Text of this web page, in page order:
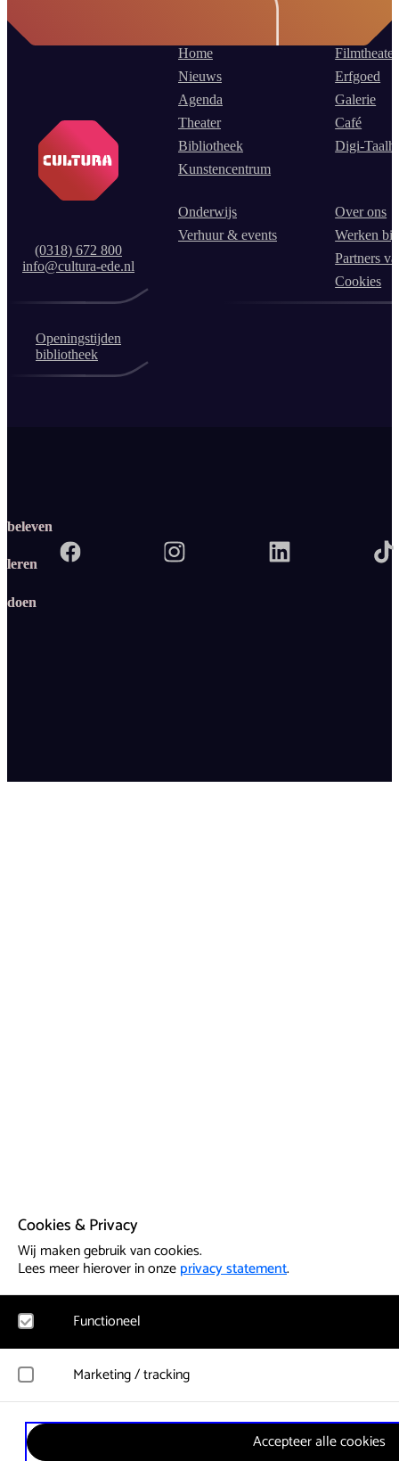
Cookies & Privacy
Wij maken gebruik van cookies.
Lees meer hierover in onzeprivacy statement.
Functioneel
Noodzakelijk
cookies geplaatst. Hierbij worden geen persoonsgegevens
Marketing / tracking
YouTube
Registreert klikgedrag, bekeken video’s en aangepaste
Accepteer alle cookies
(0318) 672 800
info@cultura-ede.nl
Home
Nieuws
Agenda
Theater
Bibliotheek
Kunstencentrum
Filmtheater
Erfgoed
Galerie
Café
Digi-
Onderwijs
Verhuur & events
Over ons
Werken
Partners
Cookies
Openingstijden
bibliotheek
beleven
leren
doen